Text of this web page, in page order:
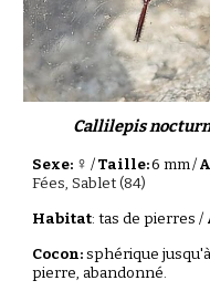
Callilepis
Sexe: ♀ /Taille:6 mm/
Fées, Sablet (84)
Habitat: tas de pierres /
Cocon:sphérique
pierre, abandonné.